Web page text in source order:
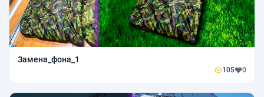
Замена_фона_1
105 0